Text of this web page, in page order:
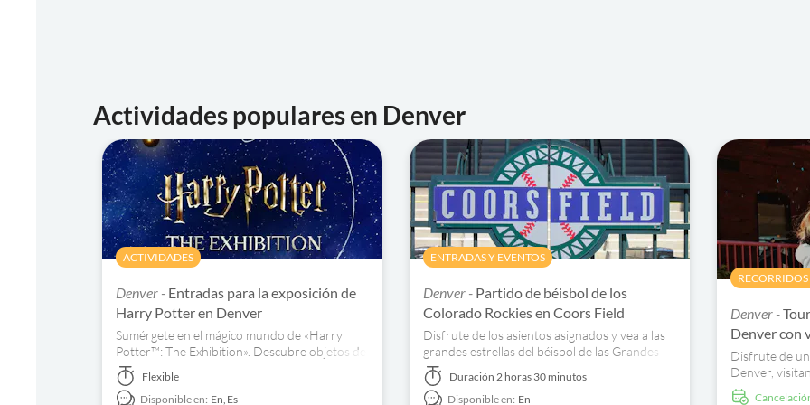
Actividades populares en Denver
ACTIVIDADES
Denver - Entradas para la exposición de
Harry Potter en Denver
Sumérgete en el mágico mundo de «Harry
Potter™: The Exhibition». Descubre objetos de
atrezo y trajes originales, y participa en
actividades interactivas. ¡Reserva ya!
Flexible
Disponible en: En,Es
ENTRADAS Y EVENTOS
Denver - Partido de béisbol de los
Colorado Rockies en Coors Field
Disfrute de los asientos asignados y vea a las
grandes estrellas del béisbol de las Grandes
Ligas ofrecer una acción inolvidable en directo
sobre el montículo.
Duración 2 horas 30 minutos
Disponible en: En
RECORRIDOS
Denver -
Denver con
Disfrute de
Denver,
Civic Center